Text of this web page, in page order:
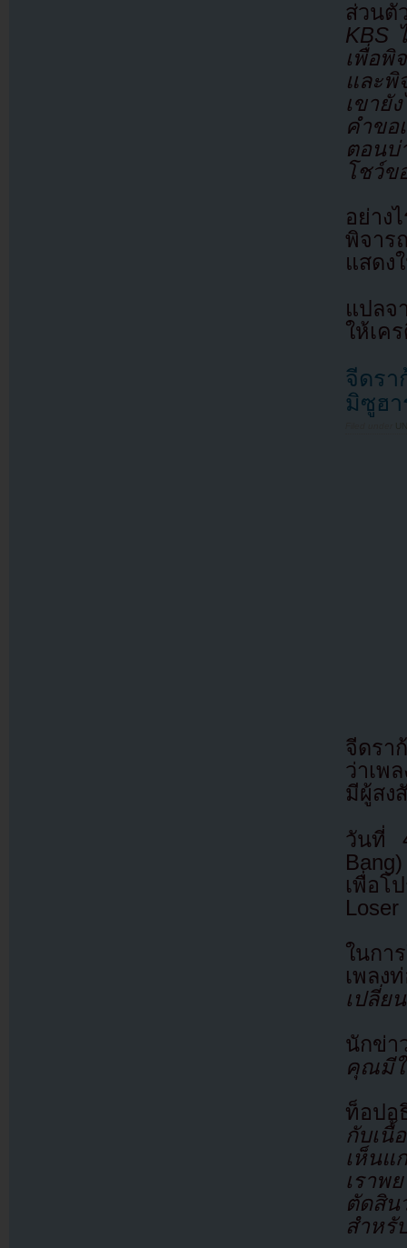
ส่วนตั
KBS
เพื่อพิ
และพิ
เขายั
คำขอ
ตอนบ่
โชว์ข
อย่าง
พิจาร
แสดง
แปลจ
ให้เค
จีดรา
มิซูฮา
จีดรา
ว่าเพ
มีผู้สง
วันที่
เพื่อโ
Loser
ในกา
เพลง
เปลี่ย
นักข่า
คุณมีใ
ท็อปอ
กับเนื้
เห็นแ
เราพ
ตัดสิ
สำหรั